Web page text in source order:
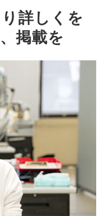
詳しくを
掲載を